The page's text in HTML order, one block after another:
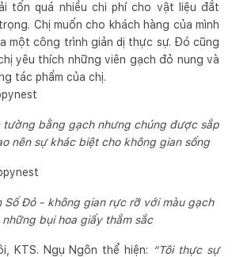
tốn quá nhiều chi phí cho vật liệu đắt
Chị muốn cho khách hàng của mình
một công trình giản dị thực sự. Đó cũng
yêu thích những viên gạch đỏ nung và
tác phẩm của chị.
tường bằng gạch nhưng chúng được sắp
nên sự khác biệt cho không gian sống
Số Đỏ - không gian rực rỡ với màu gạch
những bụi hoa giấy thắm sắc
KTS. Ngụ Ngôn thể hiện: “Tôi thực sự